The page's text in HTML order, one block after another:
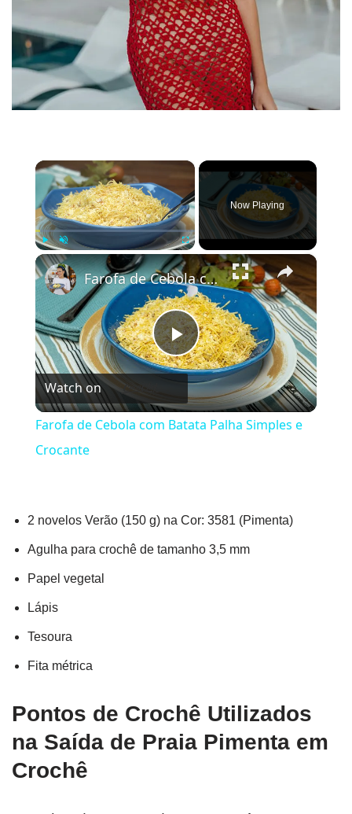
×
Play Unmute Fullscreen
Now Playing
×
Play
Video
Farofa de Cebola com Batata Palha Simples e Crocante
Watch on
Farofa de Cebola com Batata Palha Simples e
Crocante
2 novelos Verão (150 g) na Cor: 3581 (Pimenta)
Agulha para crochê de tamanho 3,5 mm
Papel vegetal
Lápis
Tesoura
Fita métrica
Pontos de Crochê Utilizados
na Saída de Praia Pimenta em
Crochê